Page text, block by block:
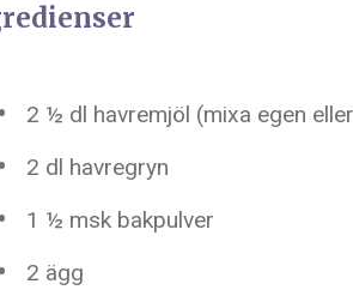
2 ½ dl havremjöl (mixa egen
2 dl havregryn
1 ½ msk bakpulver
2 ägg